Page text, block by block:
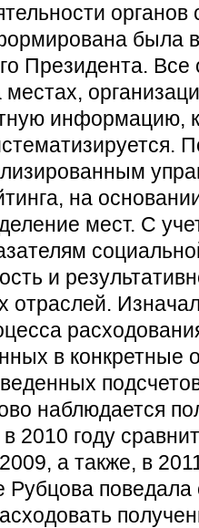
органов
была
Президента. Все
информацию,
на
мест. С
и
отраслей.
в конкретные
наблюдается
2010 году
а также, в
Рубцова поведала